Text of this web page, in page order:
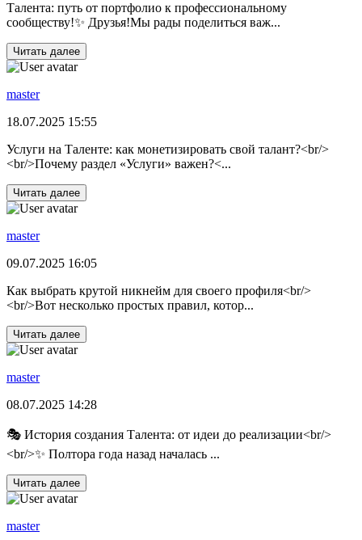
Талента: путь от портфолио к профессиональному
сообществу!✨ Друзья!Мы рады поделиться важ...
Читать далее
master
18.07.2025 15:55
Услуги на Таленте: как монетизировать свой талант?<br/>
<br/>Почему раздел «Услуги» важен?<...
Читать далее
master
09.07.2025 16:05
Как выбрать крутой никнейм для своего профиля<br/>
<br/>Вот несколько простых правил, котор...
Читать далее
master
08.07.2025 14:28
🎭 История создания Талента: от идеи до реализации<br/>
<br/>✨ Полтора года назад началась ...
Читать далее
master